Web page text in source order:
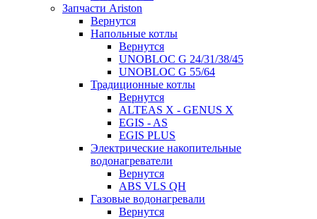
Запчасти Ariston
Вернутся
Напольные котлы
Вернутся
UNOBLOC G 24/31/38/45
UNOBLOC G 55/64
Традиционные котлы
Вернутся
ALTEAS X - GENUS X
EGIS - AS
EGIS PLUS
Электрические накопительные
водонагреватели
Вернутся
ABS VLS QH
Газовые водонагревали
Вернутся